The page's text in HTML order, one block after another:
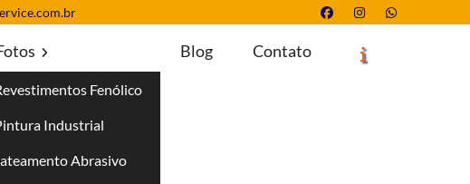
Fenólico
Industrial
Abrasivo
Blog Contato
Solicite um Orçamento